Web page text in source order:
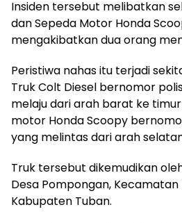
Insiden tersebut melibatkan
dan Sepeda Motor Honda
mengakibatkan dua orang
Peristiwa nahas itu terjadi
Truk Colt Diesel bernomor
melaju dari arah barat ke
motor Honda Scoopy
yang melintas dari arah
Truk tersebut dikemudikan
Desa Pompongan,
Kabupaten Tuban.